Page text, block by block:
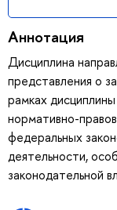
Аннотация
Дисциплина
представления о
рамках
нормативно-
федеральных
деятельности,
законодательной